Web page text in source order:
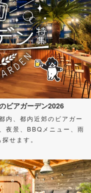
ビアガーデン2026
内、都内近郊のビアガー
夜景、BBQメニュー、雨
せます。